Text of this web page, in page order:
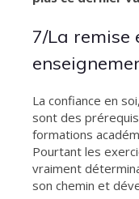
7/La remise
La confiance en
sont des
formations
Pourtant les
vraiment
son chemin et